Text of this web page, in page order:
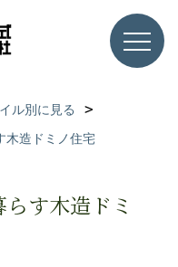
ル別に見る
木造ドミノ住宅
す木造ドミ